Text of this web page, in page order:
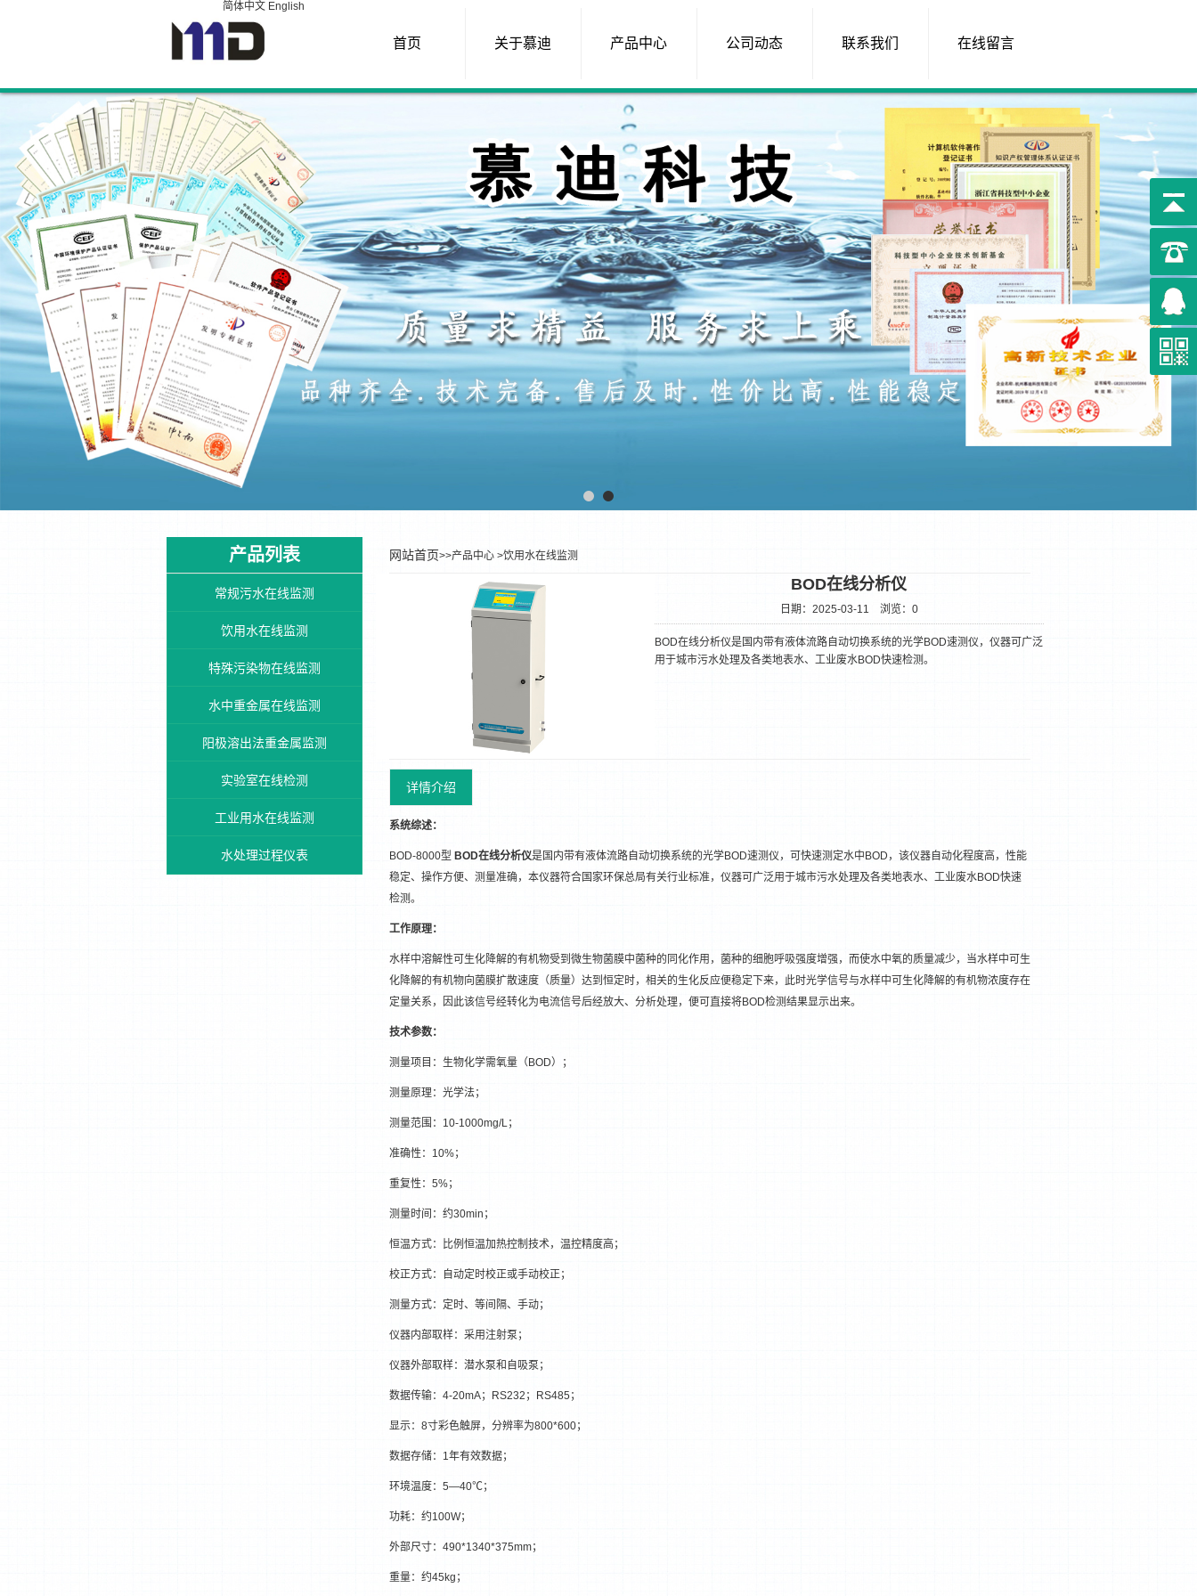
简体中文 English
首页 关于慕迪 产品中心 公司动态 联系我们 在线留言
产品列表
常规污水在线监测
饮用水在线监测
特殊污染物在线监测
水中重金属在线监测
阳极溶出法重金属监测
实验室在线检测
工业用水在线监测
水处理过程仪表
网站首页>>产品中心 >饮用水在线监测
BOD在线分析仪
日期：2025-03-11 浏览： 0
BOD在线分析仪是国内带有液体流路自动切换系统的光学BOD速测仪，仪器可广泛
用于城市污水处理及各类地表水、工业废水BOD快速检测。
详情介绍
系统综述：
BOD-8000型 BOD在线分析仪是国内带有液体流路自动切换系统的光学BOD速测仪，可快速测定水中BOD，该仪器自动化程度高，性能
稳定、操作方便、测量准确，本仪器符合国家环保总局有关行业标准，仪器可广泛用于城市污水处理及各类地表水、工业废水BOD快速
检测。
工作原理：
水样中溶解性可生化降解的有机物受到微生物菌膜中菌种的同化作用，菌种的细胞呼吸强度增强，而使水中氧的质量减少，当水样中可生
化降解的有机物向菌膜扩散速度（质量）达到恒定时，相关的生化反应便稳定下来，此时光学信号与水样中可生化降解的有机物浓度存在
定量关系，因此该信号经转化为电流信号后经放大、分析处理，便可直接将BOD检测结果显示出来。
技术参数：
测量项目：生物化学需氧量（BOD）；
测量原理：光学法；
测量范围：10-1000mg/L；
准确性：10%；
重复性：5%；
测量时间：约30min；
恒温方式：比例恒温加热控制技术，温控精度高；
校正方式：自动定时校正或手动校正；
测量方式：定时、等间隔、手动；
仪器内部取样：采用注射泵；
仪器外部取样：潜水泵和自吸泵；
数据传输：4-20mA；RS232；RS485；
显示：8寸彩色触屏，分辨率为800*600；
数据存储：1年有效数据；
环境温度：5—40℃；
功耗：约100W；
外部尺寸：490*1340*375mm；
重量：约45kg；